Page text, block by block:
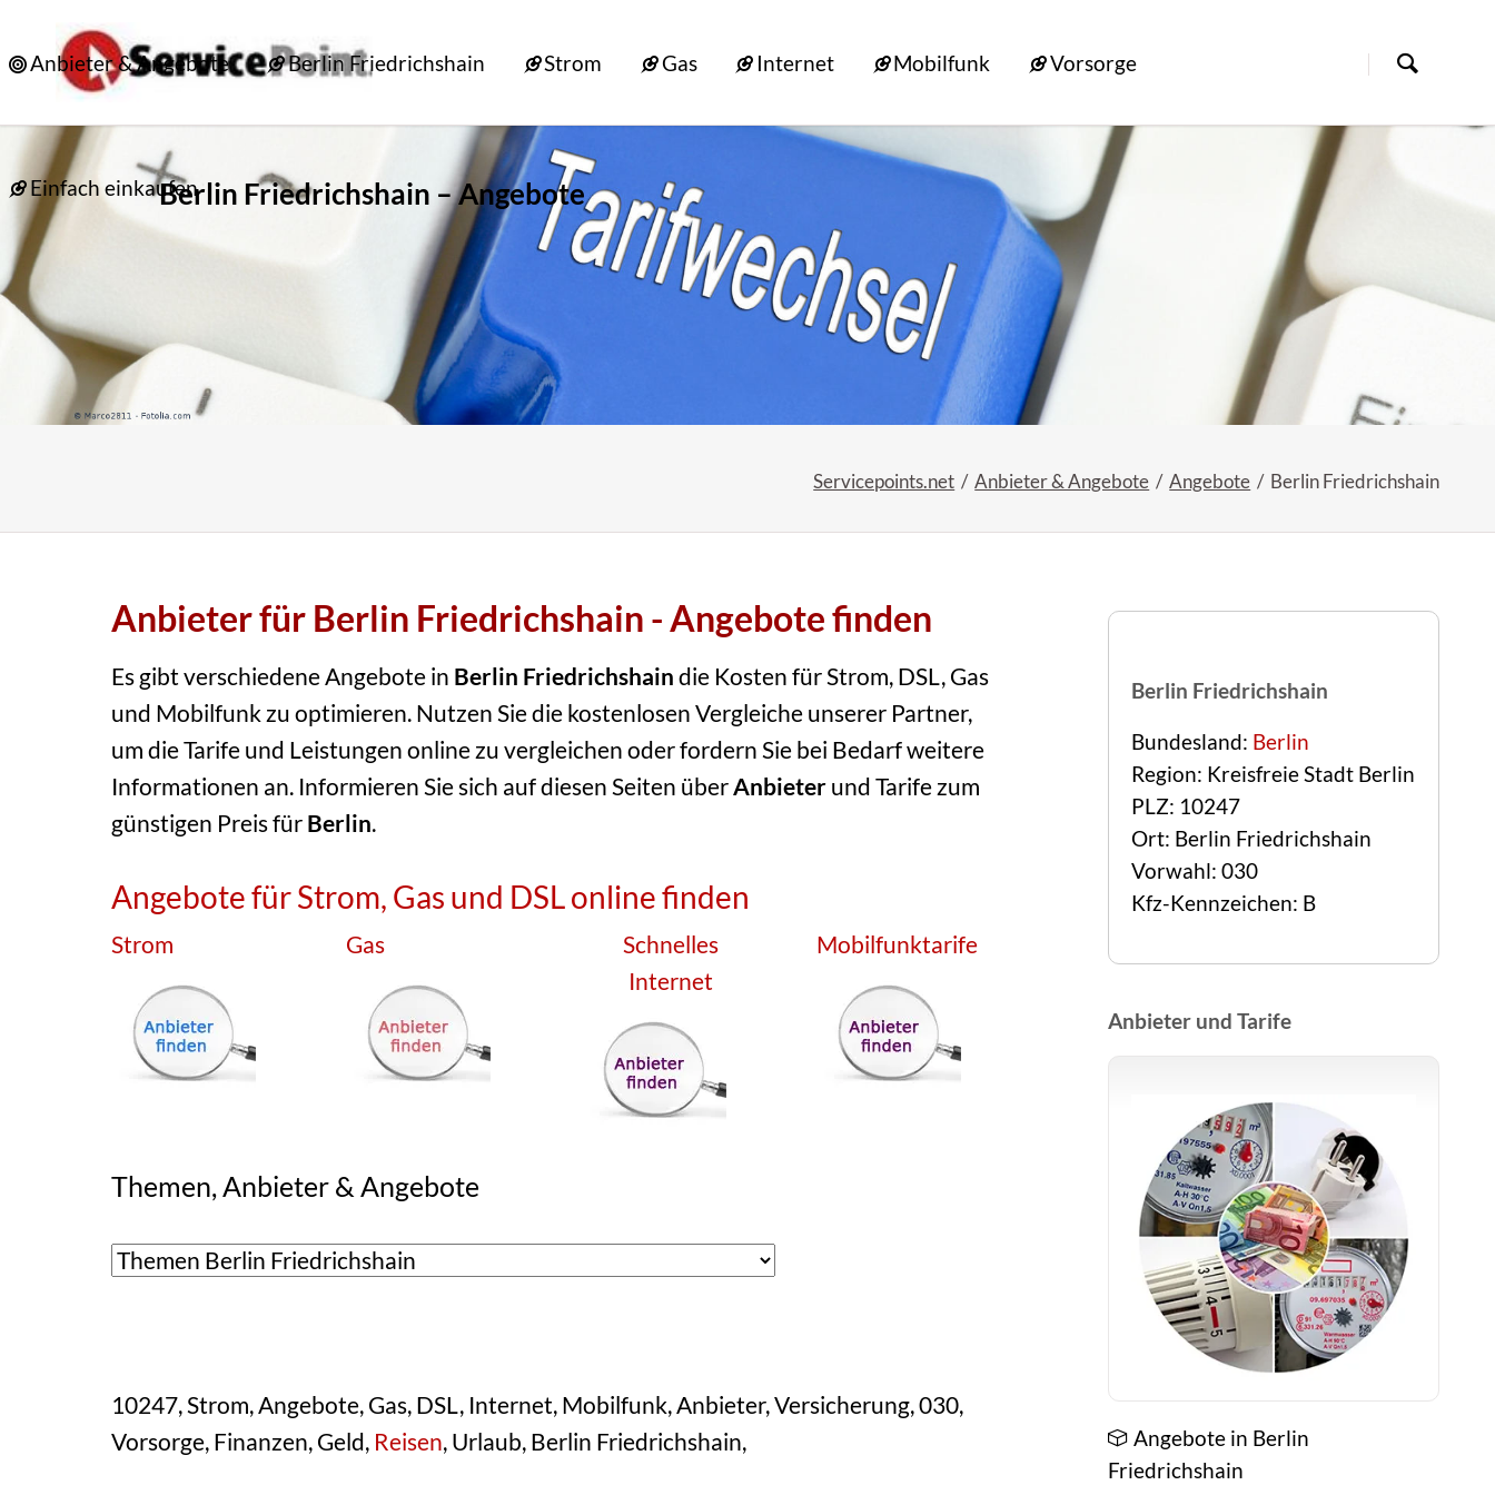
Anbieter & Angebote Berlin Friedrichshain Strom Gas Internet Mobilfunk Vorsorge
Einfach einkaufenBerlin Friedrichshain – Angebote
Servicepoints.net Anbieter & Angebote Angebote Berlin Friedrichshain
Anbieter für Berlin Friedrichshain - Angebote finden
Es gibt verschiedene Angebote in Berlin Friedrichshaindie Kosten für Strom, DSL, Gas
und Mobilfunk zu optimieren. Nutzen Sie die kostenlosen Vergleiche unserer Partner,
um die Tarife und Leistungen online zu vergleichen oder fordern Sie bei Bedarf weitere
Informationen an. Informieren Sie sich auf diesen Seiten überAnbieterund Tarife zum
günstigen Preis fürBerlin.
Angebote für Strom, Gas und DSL online finden
Strom Gas
Schnelles
Internet
Mobilfunktarife
Themen, Anbieter & Angebote
10247, Strom, Angebote, Gas, DSL, Internet, Mobilfunk, Anbieter, Versicherung, 030,
Vorsorge, Finanzen, Geld, Reisen, Urlaub, Berlin Friedrichshain,
Berlin Friedrichshain
Bundesland: Berlin
Region: Kreisfreie Stadt Berlin
PLZ: 10247
Ort: Berlin Friedrichshain
Vorwahl: 030
Kfz-Kennzeichen: B
Anbieter und Tarife
Angebote in Berlin
Friedrichshain